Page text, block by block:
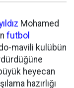
Mohamed
futbol
mavili kulübün
heyecan
hazırlığı